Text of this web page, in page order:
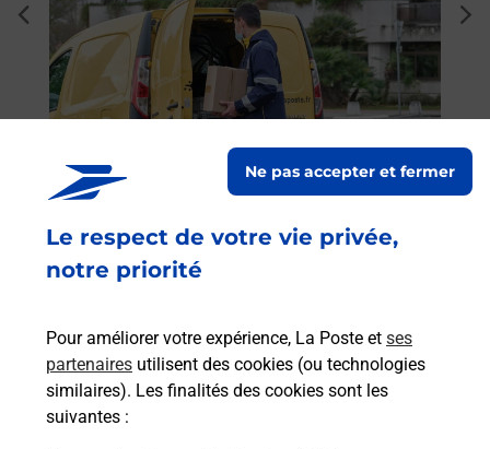
Le respect de votre vie privée,
notre priorité
Pour améliorer votre expérience, La Poste et ses
partenaires utilisent des cookies (ou technologies
similaires). Les finalités des cookies sont les
suivantes :
Ne pas accepter et fermer
Envoyer un colis
Vous souhaitez envoyer un colis depuis :
STRASBOURG EINSTEIN (67200) ? Découvrez
En savoir plus